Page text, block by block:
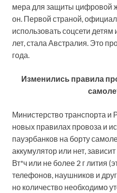
мера для защиты цифровой
он. Первой страной,
использовать соцсети
лет, стала Австралия. Это
года.
Изменились правила
Министерство транспорта и
новых правилах провоза и
пауэрбанков на борту
аккумулятор или нет,
Вт*ч или не более 2 г лития
телефонов, наушников и
но количество необходимо